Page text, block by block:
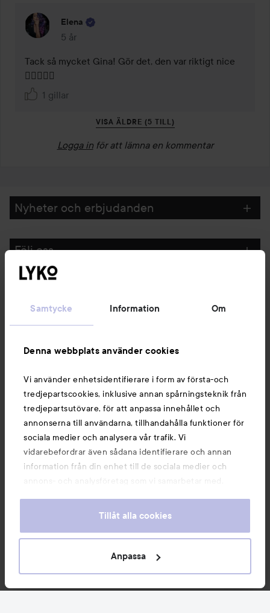
Samtycke Information Om
Denna webbplats använder cookies
Vi använder enhetsidentifierare i form av första-och
tredjepartscookies, inklusive annan spårningsteknik från
tredjepartsutövare, för att anpassa innehållet och
annonserna till användarna, tillhandahålla funktioner för
sociala medier och analysera vår trafik. Vi
vidarebefordrar även sådana identifierare och annan
information från din enhet till de sociala medier och
annons- och analysföretag som vi samarbetar med.
information som du har tillhandahållit eller som de har
våra cookies vid fortsatt användande av vår webbplats.
För information om hur du kan ändra inställningarna för
Tillåt alla cookies
Anpassa
Elena
5 år
Kommentaren lades 5 år
Tack så mycket Gina! Gör det, den var riktigt nice
👌🏻👌🏻🥰
1 gillar
VISA ÄLDRE (5 TILL)
Logga in för att lämna en kommentar
Nyheter och erbjudanden
Följ oss
Du kanske också gillar